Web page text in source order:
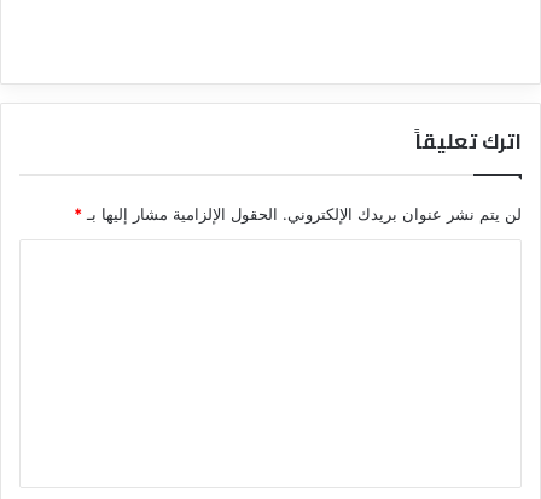
اترك تعليقاً
لن يتم نشر عنوان بريدك الإلكتروني. الحقول الإلزامية مشار إليها بـ *